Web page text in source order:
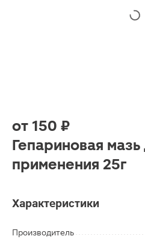
от 150 ₽
Гепариновая
применения 25г
Характеристики
Производитель